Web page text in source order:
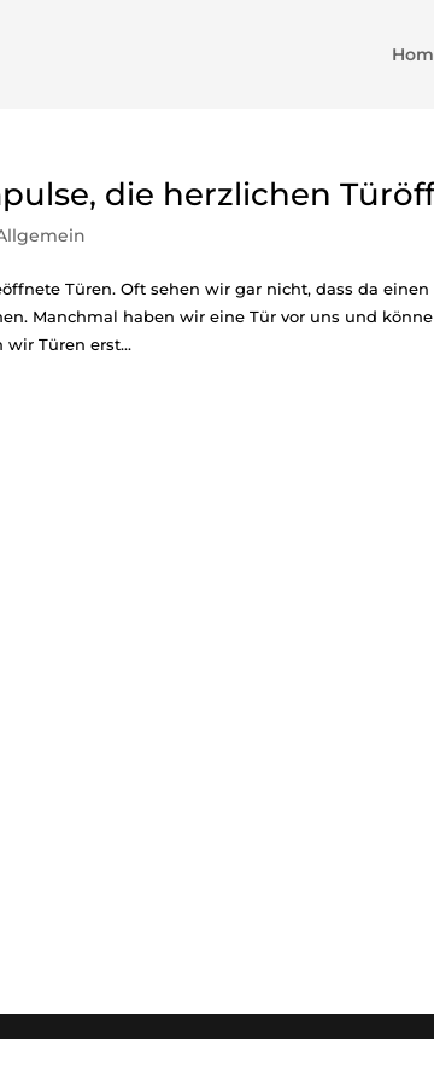
die herzlichen
Türen. Oft sehen wir gar nicht, dass da
Manchmal haben wir eine Tür vor uns und
Türen erst...